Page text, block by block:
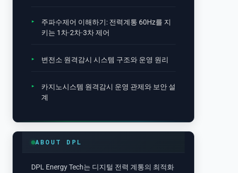
주파수제어 이해하기: 전력계통 60Hz를 지
키는 1차·2차·3차 제어
변전소 원격감시 시스템 구조와 운영 원리
카지노시스템 원격감시 운영 관제와 보안 설
계
ABOUT DPL
DPL Energy Tech는 디지털 전력 계통의 최적화